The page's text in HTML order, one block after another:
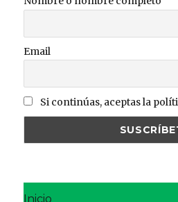
Email
Si continúas, aceptas la
Inicio